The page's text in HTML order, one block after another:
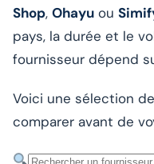
Shop, Ohayu ou
pays, la durée et le
fournisseur dépend
Voici une sélection
comparer avant de